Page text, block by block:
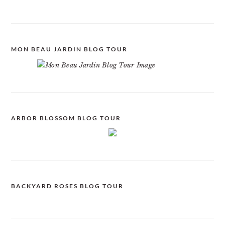
MON BEAU JARDIN BLOG TOUR
ARBOR BLOSSOM BLOG TOUR
BACKYARD ROSES BLOG TOUR